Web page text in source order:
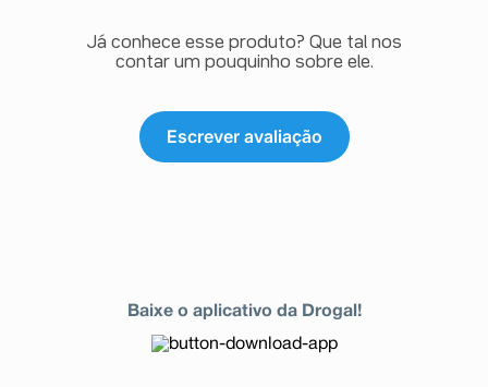
Já conhece esse produto? Que tal nos
contar um pouquinho sobre ele.
Escrever avaliação
Baixe o aplicativo da Drogal!